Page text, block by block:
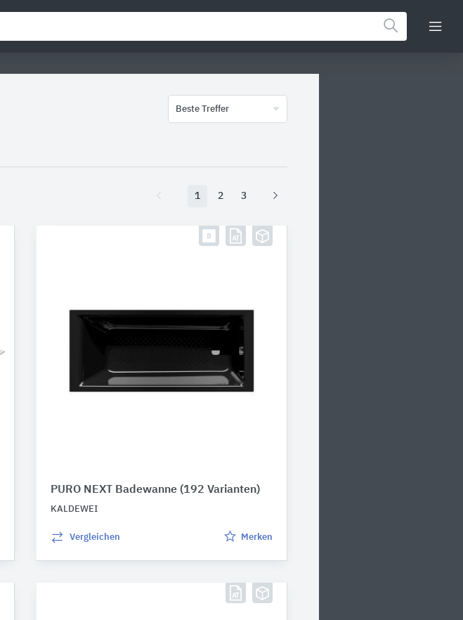
Beste Treffer
1 2 3
PURO NEXT Badewanne (192 Varianten)
KALDEWEI
Vergleichen Merken